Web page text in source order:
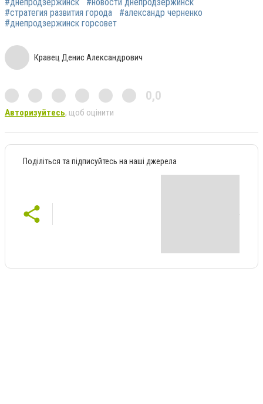
#стратегия развития города
#александр черненко
#днепродзержинск горсовет
Кравец Денис Александрович
0,0
Авторизуйтесь, щоб оцінити
Поділіться та підписуйтесь на наші джерела